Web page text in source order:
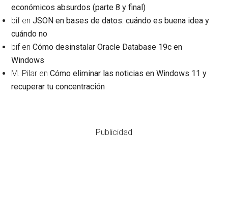
económicos absurdos (parte 8 y final)
bif enJSON en bases de datos: cuándo es buena idea y
cuándo no
bif enCómo desinstalar Oracle Database 19c en
Windows
M. Pilar enCómo eliminar las noticias en Windows 11 y
recuperar tu concentración
Publicidad